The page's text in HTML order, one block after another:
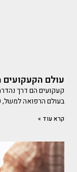
עולם הקעקועים
קעקועים הם דרך
בעולם הרפואה למשל,
קרא עוד »